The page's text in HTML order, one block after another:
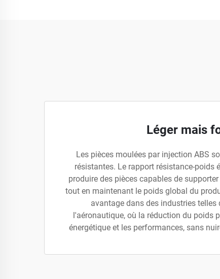
Léger mais
Les pièces moulées par injection ABS
résistantes. Le rapport résistance-poids
produire des pièces capables de
tout en maintenant le poids global du
avantage dans des industries
l'aéronautique, où la réduction du poids
énergétique et les performances, sans